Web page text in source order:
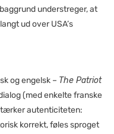
understreger, at
ud over USA’s
og engelsk – The Patriot
(med enkelte franske
autenticiteten:
korrekt, føles sproget